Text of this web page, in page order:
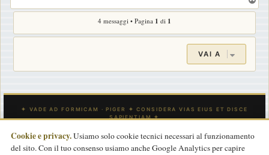
a
g
o
4 messaggi • Pagina 1 di 1
VAI A
INDICE Tutti gli orari sonoUTC
CONTATTACI
Cookie e privacy.Usiamo solo cookie tecnici necessari al funzionamento
del sito. Con il tuo consenso usiamo anche Google Analytics per capire